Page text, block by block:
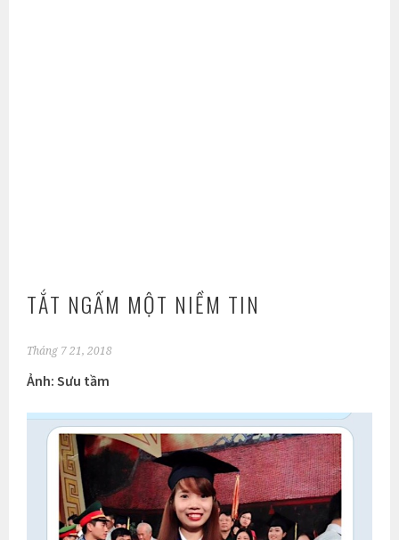
TẮT NGẤM MỘT NIỀM TIN
Tháng 7 21, 2018
Ảnh: Sưu tầm